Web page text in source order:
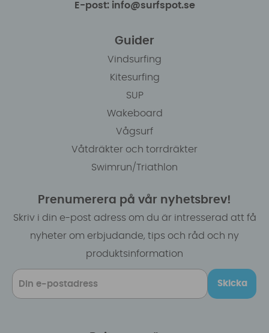
E-post: info@surfspot.se
Guider
Vindsurfing
Kitesurfing
SUP
Wakeboard
Vågsurf
Våtdräkter och torrdräkter
Swimrun/Triathlon
Prenumerera på vår nyhetsbrev!
Skriv i din e-post adress om du är intresserad att få
nyheter om erbjudande, tips och råd och ny
produktsinformation
Skicka